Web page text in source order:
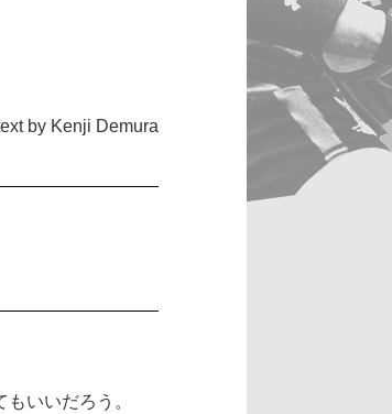
by Kenji Demura
いいだろう。